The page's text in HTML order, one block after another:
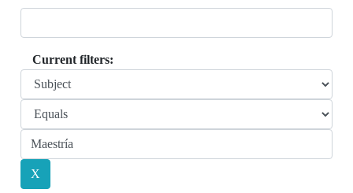
Current filters: